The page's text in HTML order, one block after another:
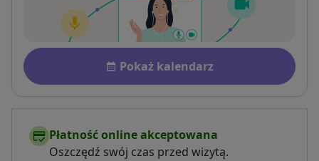
Dostępność
Pokaż kalendarz
Płatność online akceptowana
Oszczędź swój czas przed wizytą.